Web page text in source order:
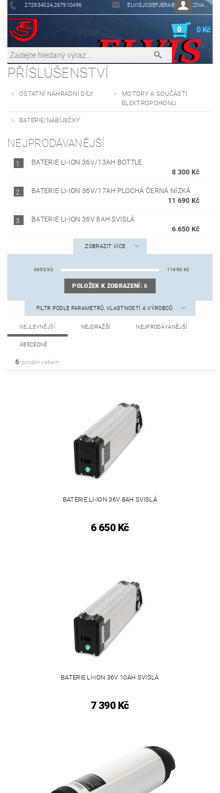
272934024,267910496 ELVISJOSEFJERABEK@SEZNAM.CZ
0 0 Kč
PŘÍSLUŠENSTVÍ
OSTATNÍ NÁHRADNÍ DÍLY
MOTORY A SOUČÁSTI
ELEKTROPOHONU
BATERIE/NABÍJEČKY
NEJPRODÁVANĚJŠÍ
1.
BATERIE LI-ION 36V/13AH BOTTLE
8 300 Kč
2.
BATERIE LI-ION 36V/17AH PLOCHÁ ČERNÁ NÍZKÁ
11 690 Kč
3.
BATERIE LI-ION 36V 8AH SVISLÁ
6 650 Kč
ZOBRAZIT VÍCE
6650 Kč 11690 Kč
POLOŽEK K ZOBRAZENÍ:6
FILTR PODLE PARAMETRŮ, VLASTNOSTÍ A VÝROBCŮ
NEJLEVNĚJŠÍ NEJDRAŽŠÍ NEJPRODÁVANĚJŠÍ
ABECEDNĚ
6 položek celkem
BATERIE LI-ION 36V 8AH SVISLÁ
6 650 Kč
BATERIE LI-ION 36V 10AH SVISLÁ
7 390 Kč